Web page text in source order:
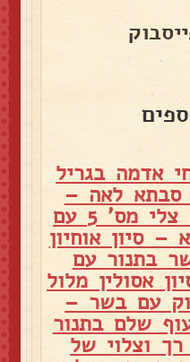
אדמה בגריל
סבתא לאה –
בשר צלי מס' 5 עם
– סיון אוחיון
בתנור עם
אסולין מלול
עם בשר –
שלם בתנור
וצלוי של